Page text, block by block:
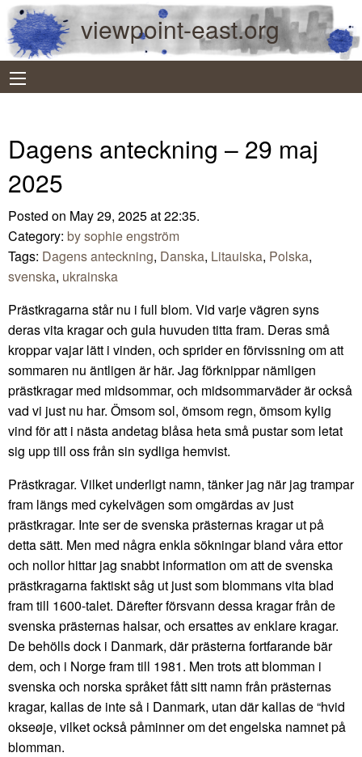
viewpoint-east.org
Dagens anteckning – 29 maj
2025
Posted on May 29, 2025 at 22:35.
Category: by sophie engström
Tags: Dagens anteckning, Danska, Litauiska, Polska,
svenska, ukrainska
Prästkragarna står nu i full blom. Vid varje vägren syns
deras vita kragar och gula huvuden titta fram. Deras små
kroppar vajar lätt i vinden, och sprider en förvissning om att
sommaren nu äntligen är här. Jag förknippar nämligen
prästkragar med midsommar, och midsommarväder är också
vad vi just nu har. Ömsom sol, ömsom regn, ömsom kylig
vind för att i nästa andetag blåsa heta små pustar som letat
sig upp till oss från sin sydliga hemvist.
Prästkragar. Vilket underligt namn, tänker jag när jag trampar
fram längs med cykelvägen som omgärdas av just
prästkragar. Inte ser de svenska prästernas kragar ut på
detta sätt. Men med några enkla sökningar bland våra ettor
och nollor hittar jag snabbt information om att de svenska
prästkragarna faktiskt såg ut just som blommans vita blad
fram till 1600-talet. Därefter försvann dessa kragar från de
svenska prästernas halsar, och ersattes av enklare kragar.
De behölls dock i Danmark, där prästerna fortfarande bär
dem, och i Norge fram till 1981. Men trots att blomman i
svenska och norska språket fått sitt namn från prästernas
kragar, kallas de inte så i Danmark, utan där kallas de “hvid
okseøje, vilket också påminner om det engelska namnet på
blomman.